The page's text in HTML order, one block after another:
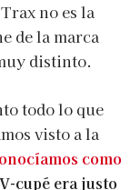
no es la
de la marca
distinto.
todo lo que
visto a la
como
cupé era justo